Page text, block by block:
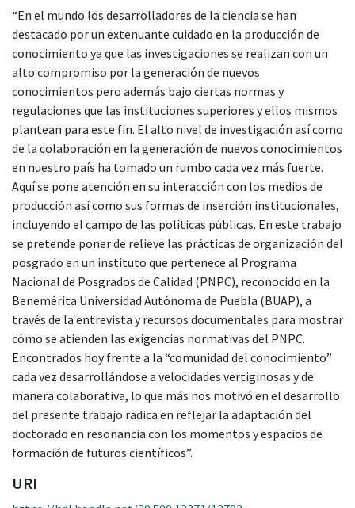
“En el mundo los desarrolladores de la ciencia se han
destacado por un extenuante cuidado en la producción de
conocimiento ya que las investigaciones se realizan con un
alto compromiso por la generación de nuevos
conocimientos pero además bajo ciertas normas y
regulaciones que las instituciones superiores y ellos mismos
plantean para este fin. El alto nivel de investigación así como
de la colaboración en la generación de nuevos conocimientos
en nuestro país ha tomado un rumbo cada vez más fuerte.
Aquí se pone atención en su interacción con los medios de
producción así como sus formas de inserción institucionales,
incluyendo el campo de las políticas públicas. En este trabajo
se pretende poner de relieve las prácticas de organización del
posgrado en un instituto que pertenece al Programa
Nacional de Posgrados de Calidad (PNPC), reconocido en la
Benemérita Universidad Autónoma de Puebla (BUAP), a
través de la entrevista y recursos documentales para mostrar
cómo se atienden las exigencias normativas del PNPC.
Encontrados hoy frente a la “comunidad del conocimiento”
cada vez desarrollándose a velocidades vertiginosas y de
manera colaborativa, lo que más nos motivó en el desarrollo
del presente trabajo radica en reflejar la adaptación del
doctorado en resonancia con los momentos y espacios de
formación de futuros científicos”.
URI